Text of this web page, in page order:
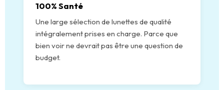
100% Santé
Une large sélection de lunettes de qualité
intégralement prises en charge. Parce que
bien voir ne devrait pas être une question de
budget.